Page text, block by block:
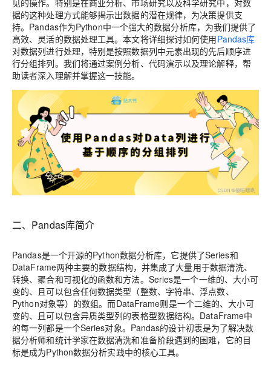
见的操作。特别是在商业分析、市场研究以及科学研究中，对数
据的这种处理方式能够揭示出数据的潜在规律，为决策提供支
持。Pandas作为Python中一个强大的数据分析库，为我们提供了
高效、灵活的数据处理工具。本文将详细探讨如何使用Pandas库
对数据列进行处理，特别是按照数据列中元素出现的先后顺序进
行分组排列。我们将通过案例分析、代码演示以及理论解释，帮
助读者深入理解并掌握这一技能。
二、Pandas库简介
Pandas是一个开源的Python数据分析库，它提供了Series和
DataFrame两种主要的数据结构，并集成了大量用于数据清洗、
转换、聚合和可视化的函数和方法。Series是一个一维的、大小可
变的、且可以包含任何数据类型（整数、字符串、浮点数、
Python对象等）的数组。而DataFrame则是一个二维的、大小可
变的、且可以包含异质类型列的表格型数据结构。DataFrame中
的每一列都是一个Series对象。Pandas的设计初衷是为了解决数
据分析师和统计学家在数据清洗和准备阶段遇到的困难，它的目
标是成为Python数据分析实践中的核心工具。